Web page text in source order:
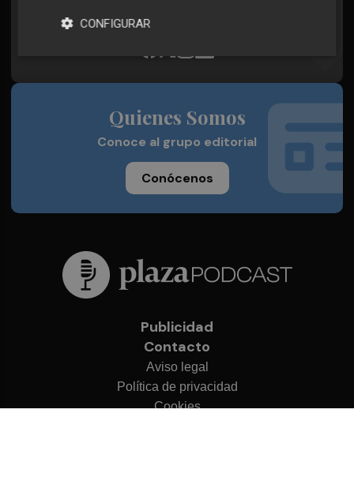
Quienes Somos
Conoce al grupo editorial
Conócenos
Publicidad
Contacto
Aviso legal
Política de privacidad
Cookies
CONFIGURAR